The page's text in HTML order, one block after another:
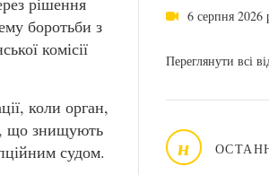
6 серпня 2026
Переглянути всі
н
боротьби з
комісії
коли орган,
що знищують
судом.